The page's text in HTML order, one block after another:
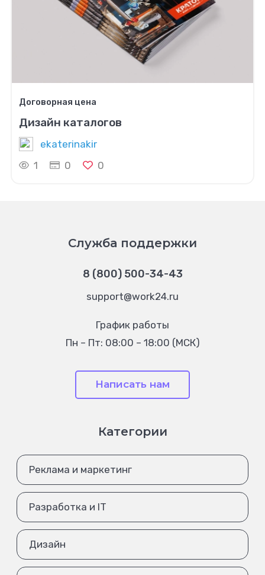
Договорная цена
Дизайн каталогов
ekaterinakir
1
0 0
Служба поддержки
8 (800) 500-34-43
support@work24.ru
График работы
Пн – Пт: 08:00 – 18:00 (МСК)
Написать нам
Категории
Реклама и маркетинг
Разработка и IT
Дизайн